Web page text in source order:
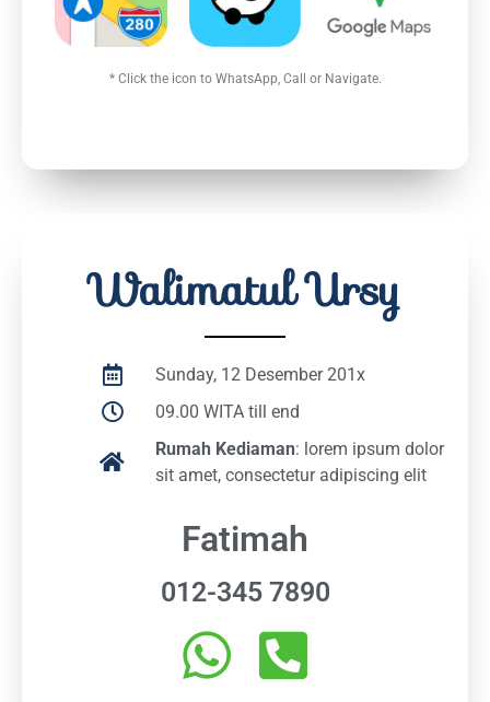
* Click the icon to WhatsApp, Call or Navigate.
Walimatul Ursy
Sunday, 12 Desember 201x
09.00 WITA till end
Rumah Kediaman: lorem ipsum dolor
sit amet, consectetur adipiscing elit
Fatimah
012-345 7890